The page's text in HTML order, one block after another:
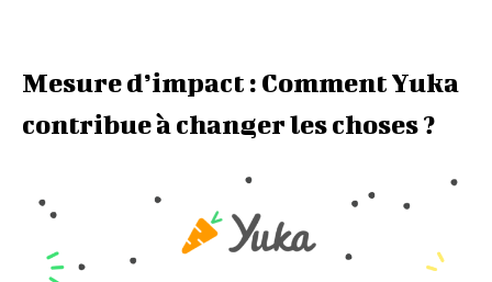
Mesure d’impact : Comment Yuka
contribue à changer les choses ?